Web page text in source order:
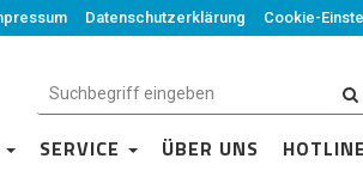
Datenschutzerklärung Cookie-Einstellungen
0
ÜBER UNS HOTLINE:
Datenschutzerklärung Cookie-
SERVICE ÜBER UNS